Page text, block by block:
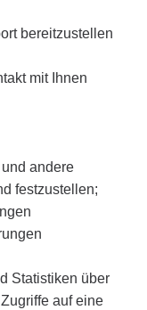
bereitzustellen
mit Ihnen
andere
festzustellen;
Statistiken über
auf eine